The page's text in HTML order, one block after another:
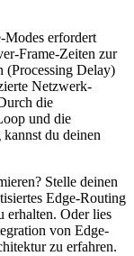
Modes erfordert
Frame-Zeiten zur
(Processing Delay)
Netzwerk-
die
und die
du deinen
Stelle deinen
Edge-Routing
erhalten. Oder lies
von Edge-
zu erfahren.